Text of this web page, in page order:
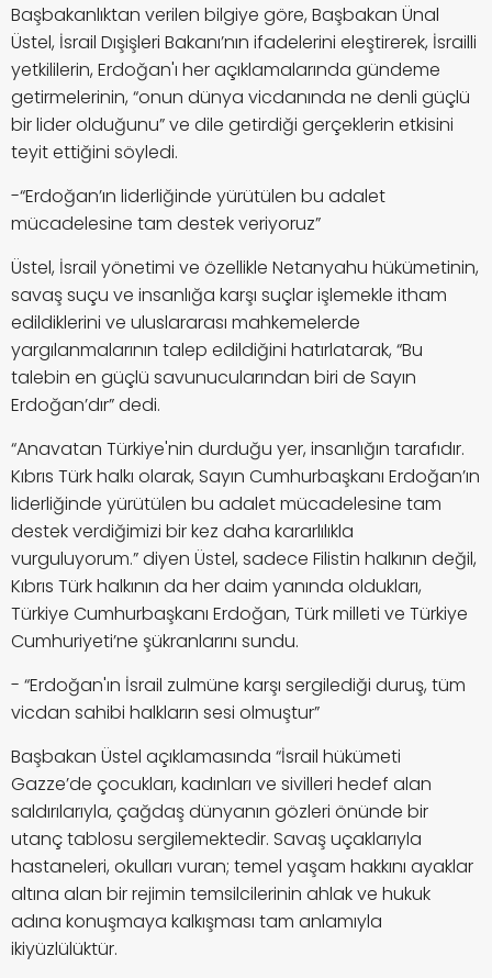
Başbakanlıktan verilen bilgiye göre, Başbakan Ünal
Üstel, İsrail Dışişleri Bakanı’nın ifadelerini eleştirerek, İsrailli
yetkililerin, Erdoğan'ı her açıklamalarında gündeme
getirmelerinin, “onun dünya vicdanında ne denli güçlü
bir lider olduğunu” ve dile getirdiği gerçeklerin etkisini
teyit ettiğini söyledi.
-“Erdoğan’ın liderliğinde yürütülen bu adalet
mücadelesine tam destek veriyoruz”
Üstel, İsrail yönetimi ve özellikle Netanyahu hükümetinin,
savaş suçu ve insanlığa karşı suçlar işlemekle itham
edildiklerini ve uluslararası mahkemelerde
yargılanmalarının talep edildiğini hatırlatarak, “Bu
talebin en güçlü savunucularından biri de Sayın
Erdoğan’dır” dedi.
“Anavatan Türkiye'nin durduğu yer, insanlığın tarafıdır.
Kıbrıs Türk halkı olarak, Sayın Cumhurbaşkanı Erdoğan’ın
liderliğinde yürütülen bu adalet mücadelesine tam
destek verdiğimizi bir kez daha kararlılıkla
vurguluyorum.” diyen Üstel, sadece Filistin halkının değil,
Kıbrıs Türk halkının da her daim yanında oldukları,
Türkiye Cumhurbaşkanı Erdoğan, Türk milleti ve Türkiye
Cumhuriyeti’ne şükranlarını sundu.
- “Erdoğan'ın İsrail zulmüne karşı sergilediği duruş, tüm
vicdan sahibi halkların sesi olmuştur”
Başbakan Üstel açıklamasında “İsrail hükümeti
Gazze’de çocukları, kadınları ve sivilleri hedef alan
saldırılarıyla, çağdaş dünyanın gözleri önünde bir
utanç tablosu sergilemektedir. Savaş uçaklarıyla
hastaneleri, okulları vuran; temel yaşam hakkını ayaklar
altına alan bir rejimin temsilcilerinin ahlak ve hukuk
adına konuşmaya kalkışması tam anlamıyla
ikiyüzlülüktür.